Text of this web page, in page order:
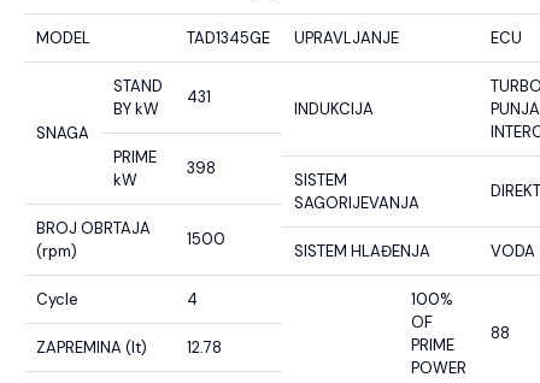
MODEL TAD1345GE
SNAGA
STAND
BY kW
431
PRIME
kW
398
BROJ OBRTAJA
(rpm)
1500
Cycle 4
ZAPREMINA (lt) 12.78
UPRAVLJANJE ECU
INDUKCIJA
SISTEM
SAGORIJEVANJA
SISTEM HLAĐENJA VODA
100%
OF
PRIME
POWER
88